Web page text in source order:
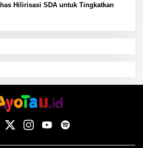
Hilirisasi SDA untuk Tingkatkan